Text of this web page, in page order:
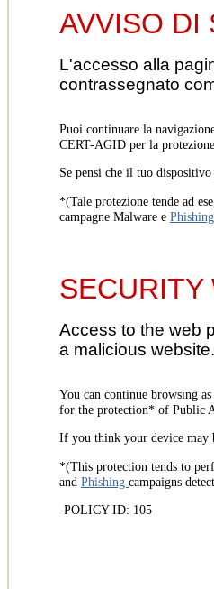
AVVISO DI
L'accesso alla
contrassegnato
Puoi continuare la
CERT-AGID per la
Se pensi che il tuo
*(Tale protezione tende ad
campagne Malware e Phishing
SECURITY
Access to the web
a malicious website.
You can continue browsing
for the protection* of Public
If you think your device may
*(This protection tends to
and Phishing campaigns
-POLICY ID: 105